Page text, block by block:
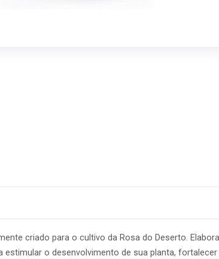
criado para o cultivo da Rosa do Deserto.
estimular o desenvolvimento de sua planta,